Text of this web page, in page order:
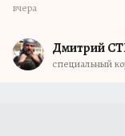
вчера
Дмитрий
специальный